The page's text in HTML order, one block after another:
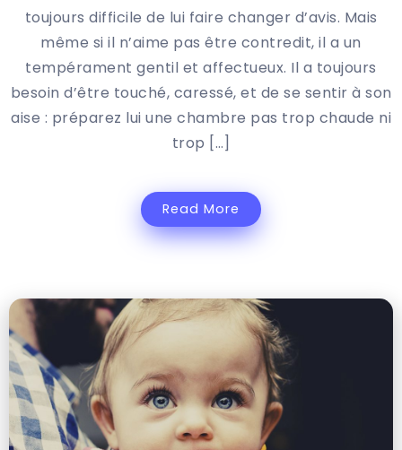
toujours difficile de lui faire changer d’avis. Mais
même si il n’aime pas être contredit, il a un
tempérament gentil et affectueux. Il a toujours
besoin d’être touché, caressé, et de se sentir à son
aise : préparez lui une chambre pas trop chaude ni
trop […]
Read More